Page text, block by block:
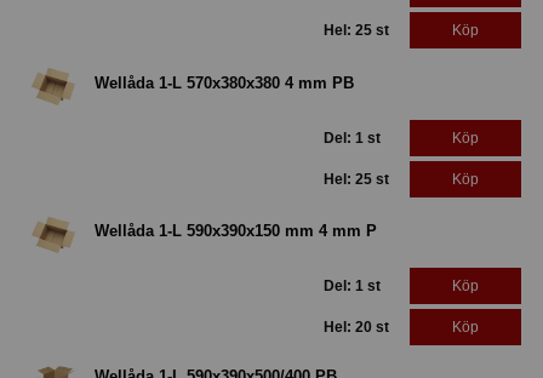
Hel: 25 st Köp
Wellåda 1-L 570x380x380 4 mm PB
Del: 1 st Köp
Hel: 25 st Köp
Wellåda 1-L 590x390x150 mm 4 mm P
Del: 1 st Köp
Hel: 20 st Köp